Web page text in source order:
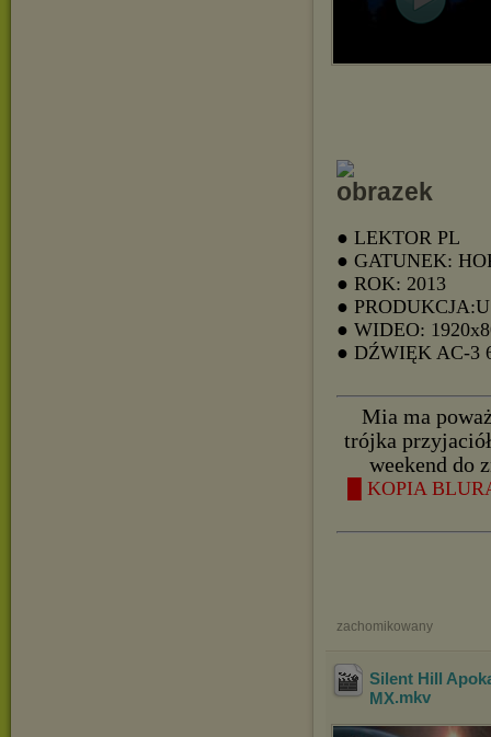
● LEKTOR PL
● GATUNEK:
● ROK: 2013
●
● WIDEO:
● DŹWIĘK AC-3
Mia ma
trójka
weekend do
█ KOPIA
zachomikowany
Silent Hill
MX.mkv